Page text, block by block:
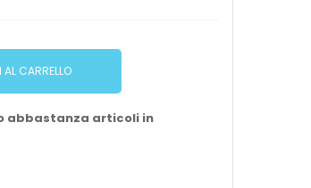
CARRELLO
abbastanza articoli in